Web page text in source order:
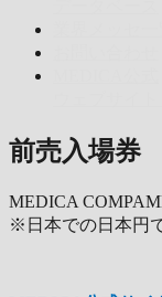
前売入場券
MEDICA
※日本での日本円